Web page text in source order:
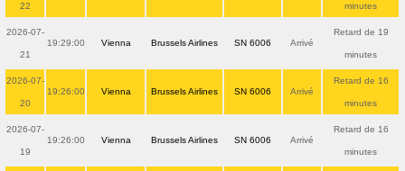
22 minutes
2026-07-
21
19:29:00 Vienna Brussels Airlines SN 6006 Arrivé
Retard de 19
minutes
2026-07-
20
19:26:00 Vienna Brussels Airlines SN 6006 Arrivé
Retard de 16
minutes
2026-07-
19
19:26:00 Vienna Brussels Airlines SN 6006 Arrivé
Retard de 16
minutes